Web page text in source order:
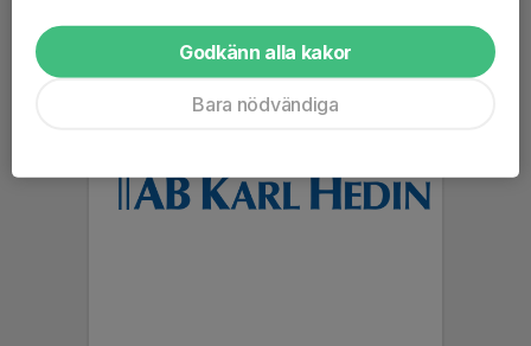
Godkänn alla kakor
Bara nödvändiga